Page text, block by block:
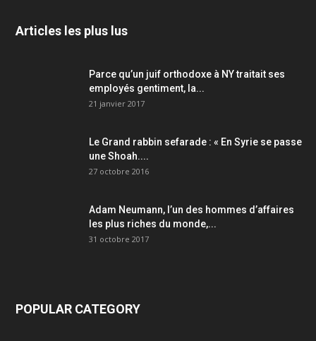
Articles les plus lus
Parce qu’un juif orthodoxe à NY traitait ses
employés gentiment, la...
21 janvier 2017
Le Grand rabbin sefarade : « En Syrie se passe
une Shoah....
27 octobre 2016
Adam Neumann, l’un des hommes d’affaires
les plus riches du monde,...
31 octobre 2017
POPULAR CATEGORY